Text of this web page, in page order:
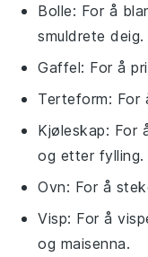
Bolle: For å
smuldrete deig.
Gaffel: For å
Terteform: For
Kjøleskap: For
og etter fylling.
Ovn: For å
Visp: For å
og maisenna.